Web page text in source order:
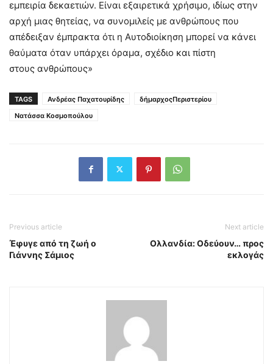
εμπειρία δεκαετιών. Είναι εξαιρετικά χρήσιμο, ιδίως στην
αρχή μιας θητείας, να συνομιλείς με ανθρώπους που
απέδειξαν έμπρακτα ότι η Αυτοδιοίκηση μπορεί να κάνει
θαύματα όταν υπάρχει όραμα, σχέδιο και πίστη
στους ανθρώπους»
TAGS Ανδρέας Παχατουρίδης
δήμαρχοςΠεριστερίου
Νατάσσα Κοσμοπούλου
Previous article
Έφυγε από τη ζωή ο
Γιάννης Σάμιος
Next article
Ολλανδία: Οδεύουν… προς
εκλογάς